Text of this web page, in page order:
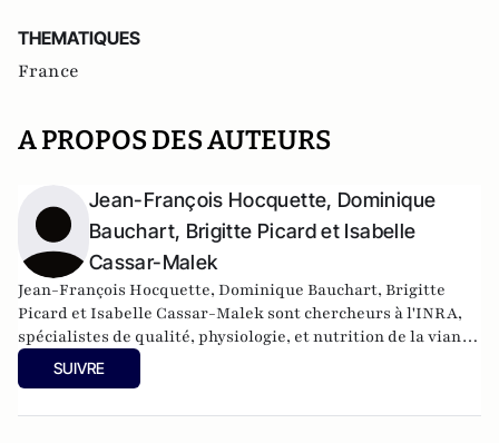
THEMATIQUES
France
A PROPOS DES AUTEURS
Jean-François Hocquette, Dominique
Bauchart, Brigitte Picard et Isabelle
Cassar-Malek
Jean-François Hocquette, Dominique Bauchart, Brigitte
Picard et Isabelle Cassar-Malek sont chercheurs à l'INRA,
spécialistes de qualité, physiologie, et nutrition de la viande
bovine.SUIVRE